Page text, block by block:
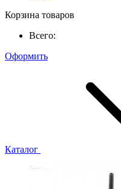
Корзина товаров
Всего:
Оформить
Каталог